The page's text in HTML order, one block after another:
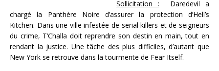
Sollicitation : Daredevil a
chargé la Panthère Noire d’assurer la protection d’Hell’s
Kitchen. Dans une ville infestée de serial killers et de seigneurs
du crime, T’Challa doit reprendre son destin en main, tout en
rendant la justice. Une tâche des plus difficiles, d’autant que
New York se retrouve dans la tourmente de Fear Itself.